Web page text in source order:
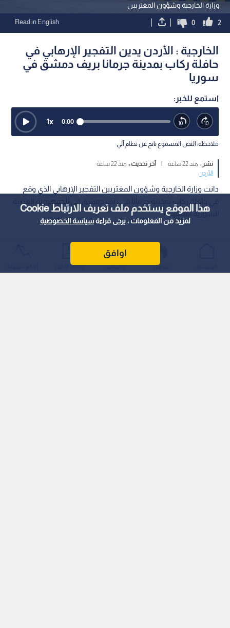
هذا الموقع يستخدم ملف تعريف الارتباط Cookie
لمزيد من المعلومات ، يرجى قراءةسياسة الخصوصية
اوافق
وزارة الخارجية وشؤون المغتربين
2
0
Read in English
الخارجية : الأردن يدين التفجير الإرهابي في
حافلة ركاب بمدينة جرمانا بريف دمشق في
سوريا
استمع للخبر:
0:00
1x
ملاحظة: النص المسموع ناتج عن نظام آلي
نشر : منذ 22 ساعة | آخر تحديث : منذ 22 ساعة
الأردن
‏دانت وزارة الخارجية وشؤون المغتربين التفجير الإرهابي الذي وقع
السورية الشقيقة.
عواجل المباشر أحدث الأخبار